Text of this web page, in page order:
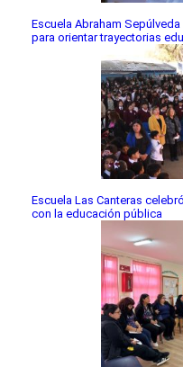
Escuela Abraham
para orientar trayectorias
Escuela Las Canteras
con la educación pública